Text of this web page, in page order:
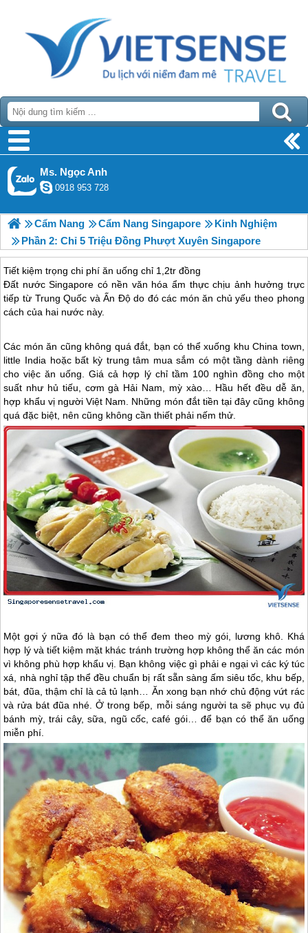
Ms. Ngọc Anh
0918 953 728
Cẩm Nang Cẩm Nang Singapore
Kinh Nghiệm
Phần 2: Chỉ 5 Triệu Đồng Phượt Xuyên Singapore
Tiết kiệm trọng chi phí ăn uống chỉ 1,2tr đồng
Đất nước Singapore có nền văn hóa ẩm thực chịu ảnh hưởng trực
tiếp từ Trung Quốc và Ấn Độ do đó các món ăn chủ yếu theo phong
cách của hai nước này.
Các món ăn cũng không quá đắt, bạn có thể xuống khu China town,
little India hoặc bất kỳ trung tâm mua sắm có một tầng dành riêng
cho việc ăn uống. Giá cả hợp lý chỉ tầm 100 nghìn đồng cho một
suất như hủ tiếu, cơm gà Hải Nam, mỳ xào… Hầu hết đều dễ ăn,
hợp khẩu vị người Việt Nam. Những món đắt tiền tại đây cũng không
quá đặc biệt, nên cũng không cần thiết phải nếm thử.
Một gợi ý nữa đó là bạn có thể đem theo mỳ gói, lương khô. Khá
hợp lý và tiết kiệm mặt khác tránh trường hợp không thể ăn các món
vì không phù hợp khẩu vị. Bạn không việc gì phải e ngại vì các ký túc
xá, nhà nghỉ tập thể đều chuẩn bị rất sẵn sàng ấm siêu tốc, khu bếp,
bát, đũa, thậm chỉ là cả tủ lạnh… Ăn xong bạn nhớ chủ động vứt rác
và rửa bát đũa nhé. Ở trong bếp, mỗi sáng người ta sẽ phục vụ đủ
bánh mỳ, trái cây, sữa, ngũ cốc, café gói… để bạn có thể ăn uống
miễn phí.